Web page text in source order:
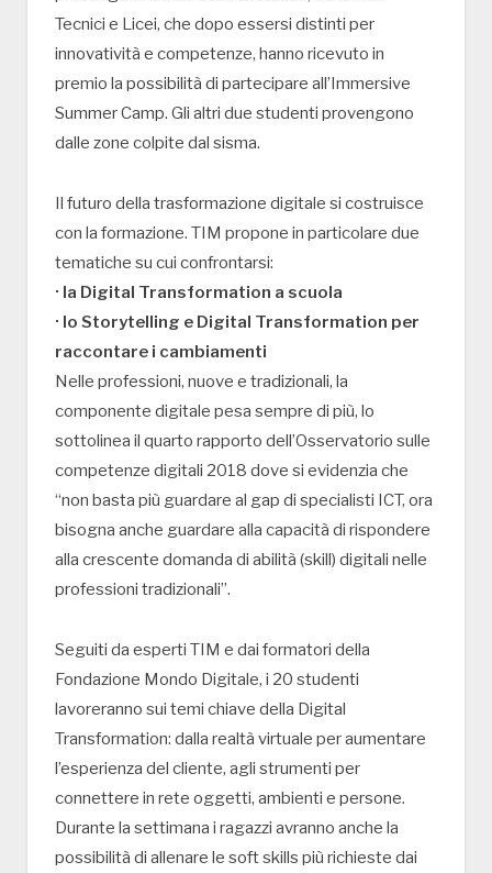
Tecnici e Licei, che dopo essersi distinti per
innovatività e competenze, hanno ricevuto in
premio la possibilità di partecipare all’Immersive
Summer Camp. Gli altri due studenti provengono
dalle zone colpite dal sisma.
Il futuro della trasformazione digitale si costruisce
con la formazione. TIM propone in particolare due
tematiche su cui confrontarsi:
· la Digital Transformation a scuola
· lo Storytelling e Digital Transformation per
raccontare i cambiamenti
Nelle professioni, nuove e tradizionali, la
componente digitale pesa sempre di più, lo
sottolinea il quarto rapporto dell’Osservatorio sulle
competenze digitali 2018 dove si evidenzia che
“non basta più guardare al gap di specialisti ICT, ora
bisogna anche guardare alla capacità di rispondere
alla crescente domanda di abilità (skill) digitali nelle
professioni tradizionali”.
Seguiti da esperti TIM e dai formatori della
Fondazione Mondo Digitale, i 20 studenti
lavoreranno sui temi chiave della Digital
Transformation: dalla realtà virtuale per aumentare
l’esperienza del cliente, agli strumenti per
connettere in rete oggetti, ambienti e persone.
Durante la settimana i ragazzi avranno anche la
possibilità di allenare le soft skills più richieste dai